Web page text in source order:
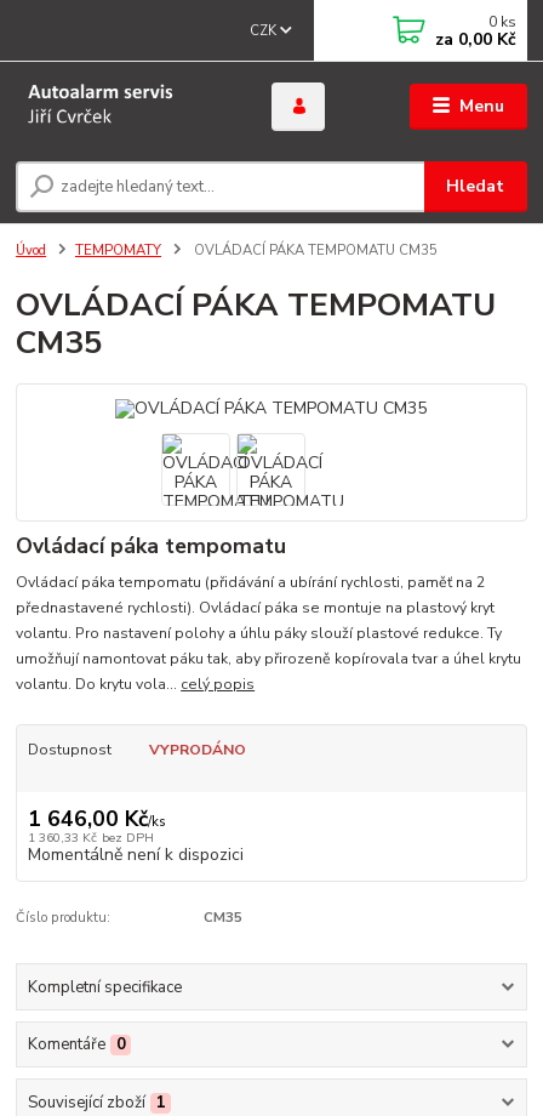
Menu
CZK
Hledat
0 ks
za 0,00 Kč
Úvod TEMPOMATY OVLÁDACÍ PÁKA TEMPOMATU CM35
OVLÁDACÍ PÁKA TEMPOMATU
CM35
Ovládací páka tempomatu
Ovládací páka tempomatu (přidávání a ubírání rychlosti, paměť na 2
přednastavené rychlosti). Ovládací páka se montuje na plastový kryt
volantu. Pro nastavení polohy a úhlu páky slouží plastové redukce. Ty
umožňují namontovat páku tak, aby přirozeně kopírovala tvar a úhel krytu
volantu. Do krytu vola... celý popis
Dostupnost VYPRODÁNO
1 646,00 Kč/ks
1 360,33 Kč bez DPH
Momentálně není k dispozici
Číslo produktu: CM35
Kompletní specifikace
Komentáře 0
Související zboží 1